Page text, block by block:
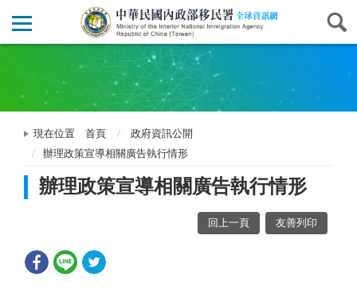
現在位置 首頁
政府資訊公開
辦理政策宣導相關廣告執行情形
辦理政策宣導相關廣告執行情形
回上一頁 友善列印